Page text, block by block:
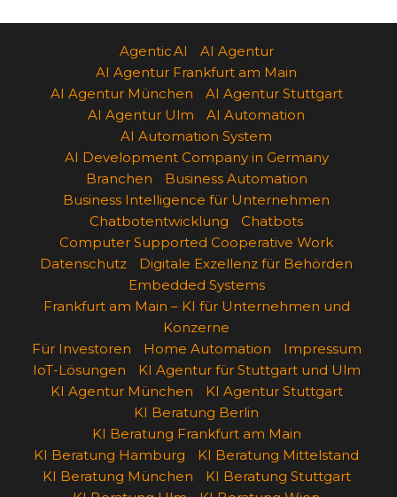
Agentic AI
AI Agentur
AI Agentur Frankfurt am Main
AI Agentur München
AI Agentur Stuttgart
AI Agentur Ulm
AI Automation
AI Automation System
AI Development Company in Germany
Branchen
Business Automation
Business Intelligence für Unternehmen
Chatbotentwicklung
Chatbots
Computer Supported Cooperative Work
Datenschutz
Digitale Exzellenz für Behörden
Embedded Systems
Frankfurt am Main – KI für Unternehmen und
Konzerne
Für Investoren
Home Automation
Impressum
IoT-Lösungen
KI Agentur für Stuttgart und Ulm
KI Agentur München
KI Agentur Stuttgart
KI Beratung Berlin
KI Beratung Frankfurt am Main
KI Beratung Hamburg
KI Beratung Mittelstand
KI Beratung München
KI Beratung Stuttgart